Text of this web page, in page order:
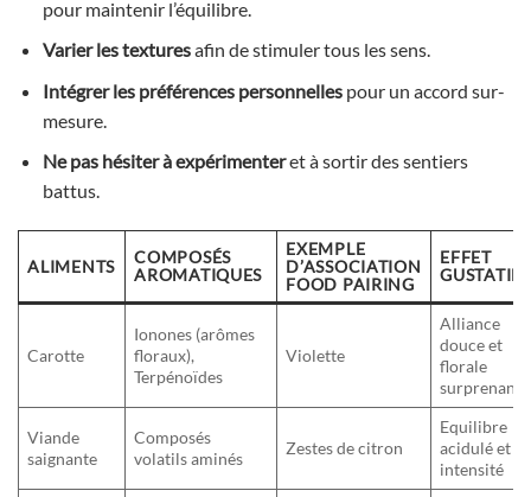
pour maintenir l’équilibre.
Varier les texturesafin de stimuler tous les sens.
Intégrer les préférences personnellespour un accord sur-
mesure.
Ne pas hésiter à expérimenteret à sortir des sentiers
battus.
ALIMENTS
COMPOSÉS
AROMATIQUES
EXEMPLE
D’ASSOCIATION
FOOD PAIRING
EFFET
GUSTATIF
Carotte
Ionones (arômes
floraux),
Terpénoïdes
Violette
Alliance
douce et
florale
surprenante
Viande
saignante
Composés
volatils aminés
Zestes de citron
Equilibre
acidulé et
intensité